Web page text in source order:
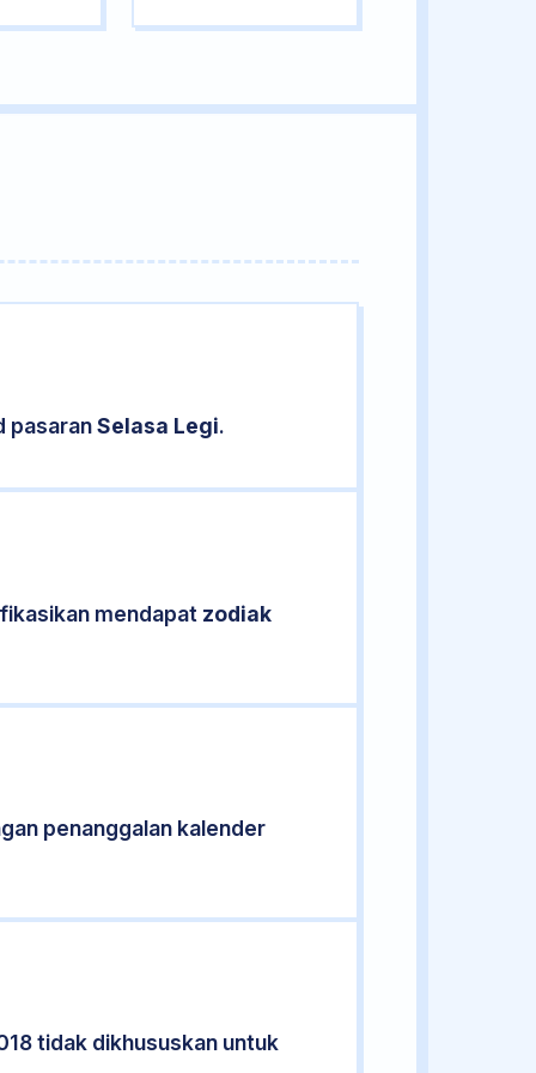
pasaranSelasa Legi.
mendapat zodiak
penanggalan kalender
tidak dikhususkan untuk